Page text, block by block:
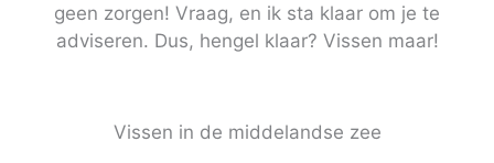
geen zorgen! Vraag, en ik sta klaar om je te
adviseren. Dus, hengel klaar? Vissen maar!
Vissen in de middelandse zee